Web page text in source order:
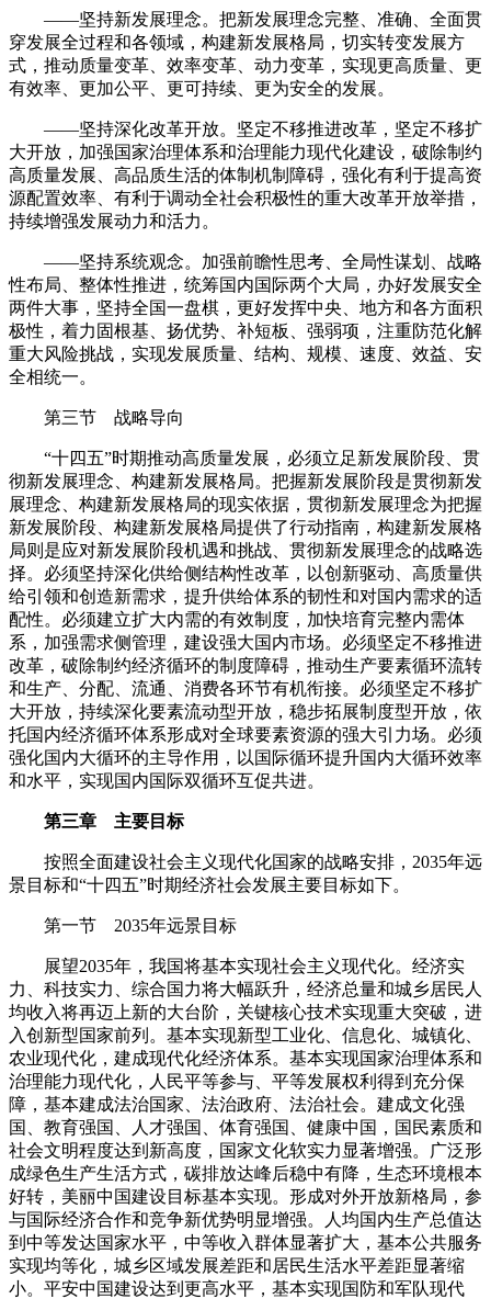
——坚持新发展理念。把新发展理念完整、准确、全面贯
穿发展全过程和各领域，构建新发展格局，切实转变发展方
式，推动质量变革、效率变革、动力变革，实现更高质量、更
有效率、更加公平、更可持续、更为安全的发展。
——坚持深化改革开放。坚定不移推进改革，坚定不移扩
大开放，加强国家治理体系和治理能力现代化建设，破除制约
高质量发展、高品质生活的体制机制障碍，强化有利于提高资
源配置效率、有利于调动全社会积极性的重大改革开放举措，
持续增强发展动力和活力。
——坚持系统观念。加强前瞻性思考、全局性谋划、战略
性布局、整体性推进，统筹国内国际两个大局，办好发展安全
两件大事，坚持全国一盘棋，更好发挥中央、地方和各方面积
极性，着力固根基、扬优势、补短板、强弱项，注重防范化解
重大风险挑战，实现发展质量、结构、规模、速度、效益、安
全相统一。
第三节 战略导向
“十四五”时期推动高质量发展，必须立足新发展阶段、贯
彻新发展理念、构建新发展格局。把握新发展阶段是贯彻新发
展理念、构建新发展格局的现实依据，贯彻新发展理念为把握
新发展阶段、构建新发展格局提供了行动指南，构建新发展格
局则是应对新发展阶段机遇和挑战、贯彻新发展理念的战略选
择。必须坚持深化供给侧结构性改革，以创新驱动、高质量供
给引领和创造新需求，提升供给体系的韧性和对国内需求的适
配性。必须建立扩大内需的有效制度，加快培育完整内需体
系，加强需求侧管理，建设强大国内市场。必须坚定不移推进
改革，破除制约经济循环的制度障碍，推动生产要素循环流转
和生产、分配、流通、消费各环节有机衔接。必须坚定不移扩
大开放，持续深化要素流动型开放，稳步拓展制度型开放，依
托国内经济循环体系形成对全球要素资源的强大引力场。必须
强化国内大循环的主导作用，以国际循环提升国内大循环效率
和水平，实现国内国际双循环互促共进。
第三章 主要目标
按照全面建设社会主义现代化国家的战略安排，2035年远
景目标和“十四五”时期经济社会发展主要目标如下。
第一节 2035年远景目标
展望2035年，我国将基本实现社会主义现代化。经济实
力、科技实力、综合国力将大幅跃升，经济总量和城乡居民人
均收入将再迈上新的大台阶，关键核心技术实现重大突破，进
入创新型国家前列。基本实现新型工业化、信息化、城镇化、
农业现代化，建成现代化经济体系。基本实现国家治理体系和
治理能力现代化，人民平等参与、平等发展权利得到充分保
障，基本建成法治国家、法治政府、法治社会。建成文化强
国、教育强国、人才强国、体育强国、健康中国，国民素质和
社会文明程度达到新高度，国家文化软实力显著增强。广泛形
成绿色生产生活方式，碳排放达峰后稳中有降，生态环境根本
好转，美丽中国建设目标基本实现。形成对外开放新格局，参
与国际经济合作和竞争新优势明显增强。人均国内生产总值达
到中等发达国家水平，中等收入群体显著扩大，基本公共服务
实现均等化，城乡区域发展差距和居民生活水平差距显著缩
小。平安中国建设达到更高水平，基本实现国防和军队现代